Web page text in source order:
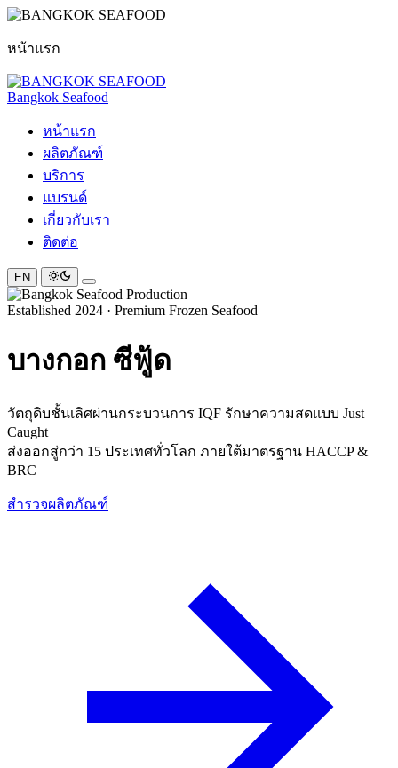
หน้าแรก
Bangkok Seafood
หน้าแรก
ผลิตภัณฑ์
บริการ
แบรนด์
เกี่ยวกับเรา
ติดต่อ
EN
Established 2024 · Premium Frozen Seafood
บางกอก ซีฟู้ด
วัตถุดิบชั้นเลิศผ่านกระบวนการ IQF รักษาความสดแบบ Just
Caught
ส่งออกสู่กว่า 15 ประเทศทั่วโลก ภายใต้มาตรฐาน HACCP &
BRC
สำรวจผลิตภัณฑ์